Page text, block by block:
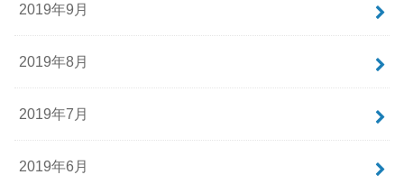
2019年9月
2019年8月
2019年7月
2019年6月